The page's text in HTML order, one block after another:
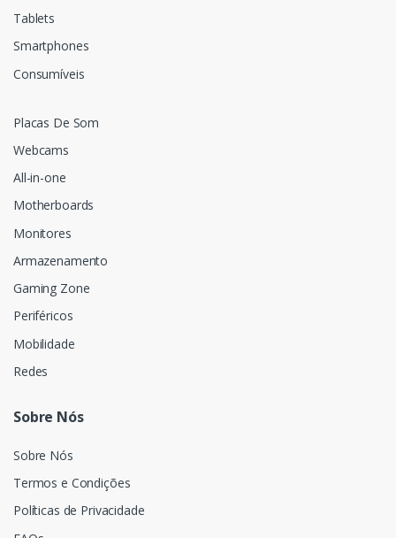
Tablets
Smartphones
Consumíveis
Placas De Som
Webcams
All-in-one
Motherboards
Monitores
Armazenamento
Gaming Zone
Periféricos
Mobilidade
Redes
Sobre Nós
Sobre Nós
Termos e Condições
Políticas de Privacidade